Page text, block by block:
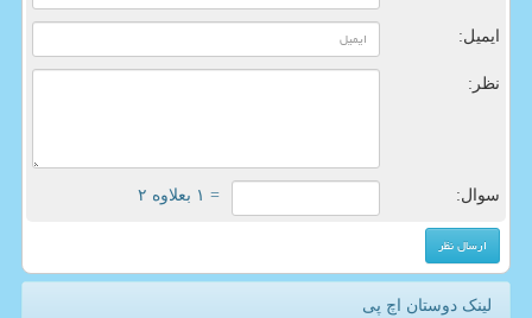
ایمیل:
نظر:
سوال: = ۱ بعلاوه ۲
لینک دوستان اچ پی